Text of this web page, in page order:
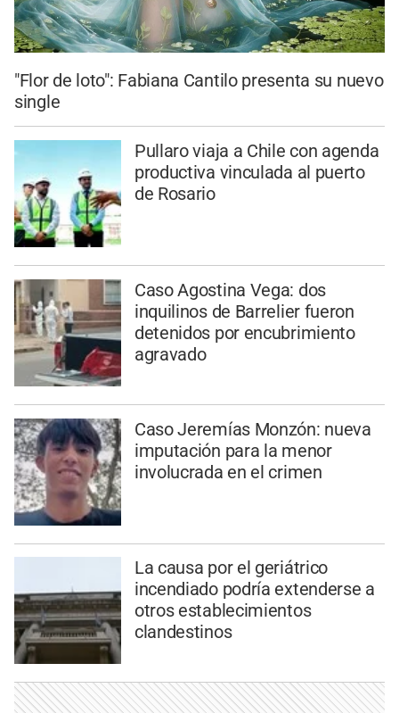
"Flor de loto": Fabiana Cantilo presenta su nuevo
single
Pullaro viaja a Chile con agenda
productiva vinculada al puerto
de Rosario
Caso Agostina Vega: dos
inquilinos de Barrelier fueron
detenidos por encubrimiento
agravado
Caso Jeremías Monzón: nueva
imputación para la menor
involucrada en el crimen
La causa por el geriátrico
incendiado podría extenderse a
otros establecimientos
clandestinos